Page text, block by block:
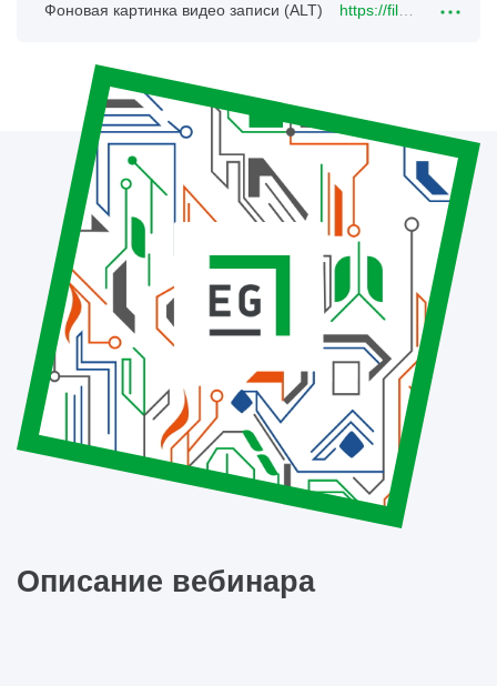
Фоновая картинка видео записи (ALT)
Описание вебинара